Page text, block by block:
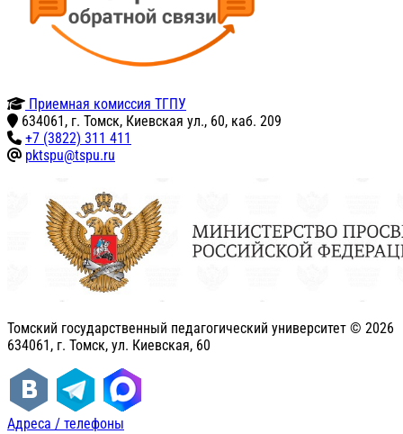
Приемная комиссия ТГПУ
634061, г. Томск, Киевская ул., 60, каб. 209
+7 (3822) 311 411
pktspu@tspu.ru
Томский государственный педагогический университет © 2026
634061, г. Томск, ул. Киевская, 60
Адреса / телефоны